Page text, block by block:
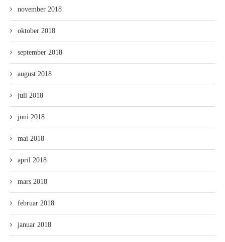
november 2018
oktober 2018
september 2018
august 2018
juli 2018
juni 2018
mai 2018
april 2018
mars 2018
februar 2018
januar 2018